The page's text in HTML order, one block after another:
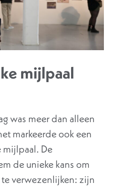
mijlpaal
was meer dan alleen
markeerde ook een
mijlpaal. De
de unieke kans om
verwezenlijken: zijn